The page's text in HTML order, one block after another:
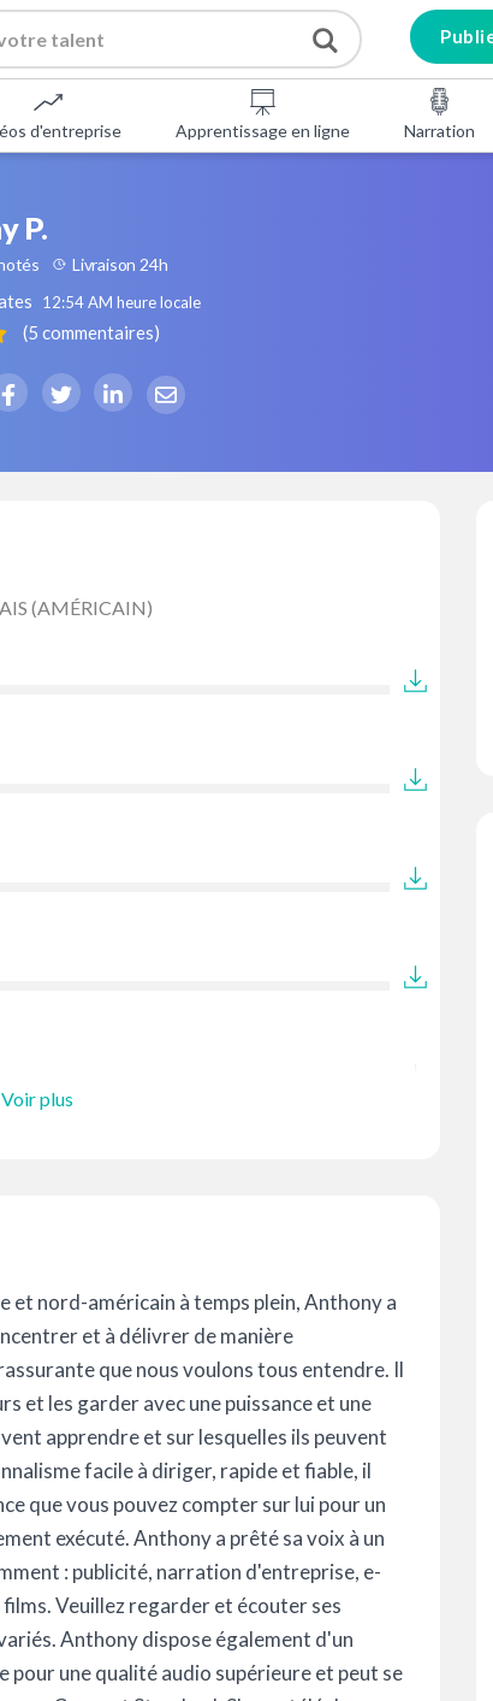
d'entreprise Apprentissage en ligne Narration
P.
Livraison 24h
12:54 AM heure locale
(5 commentaires)
(AMÉRICAIN)
Voir plus
et nord-américain à temps plein, Anthony a
et à délivrer de manière
que nous voulons tous entendre. Il
et les garder avec une puissance et une
apprendre et sur lesquelles ils peuvent
facile à diriger, rapide et fiable, il
que vous pouvez compter sur lui pour un
exécuté. Anthony a prêté sa voix à un
: publicité, narration d'entreprise, e-
Veuillez regarder et écouter ses
Anthony dispose également d'un
pour une qualité audio supérieure et peut se